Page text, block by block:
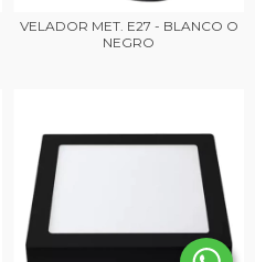
VELADOR MET. E27 - BLANCO O
NEGRO